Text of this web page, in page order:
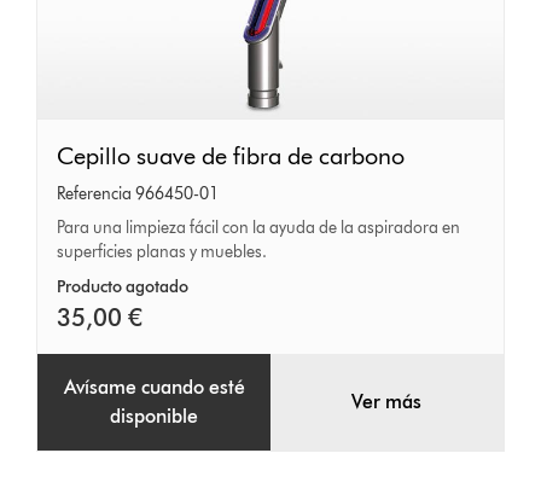
Cepillo
suave
de
fibra
de
carbono
Cepillo suave de fibra de carbono
Referencia 966450-01
Para una limpieza fácil con la ayuda de la aspiradora en
superficies planas y muebles.
Producto agotado
35,00 €
Avísame cuando esté
disponible
Ver más